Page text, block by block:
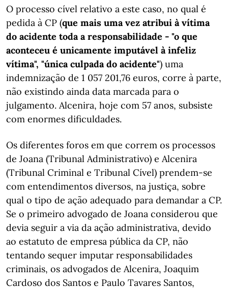
O processo cível relativo a este caso, no qual é
pedida à CP (que mais uma vez atribui à vítima
do acidente toda a responsabilidade - "o que
aconteceu é unicamente imputável à infeliz
vítima", "única culpada do acidente") uma
indemnização de 1 057 201,76 euros, corre à parte,
não existindo ainda data marcada para o
julgamento. Alcenira, hoje com 57 anos, subsiste
com enormes dificuldades.
Os diferentes foros em que correm os processos
de Joana (Tribunal Administrativo) e Alcenira
(Tribunal Criminal e Tribunal Cível) prendem-se
com entendimentos diversos, na justiça, sobre
qual o tipo de ação adequado para demandar a CP.
Se o primeiro advogado de Joana considerou que
devia seguir a via da ação administrativa, devido
ao estatuto de empresa pública da CP, não
tentando sequer imputar responsabilidades
criminais, os advogados de Alcenira, Joaquim
Cardoso dos Santos e Paulo Tavares Santos,